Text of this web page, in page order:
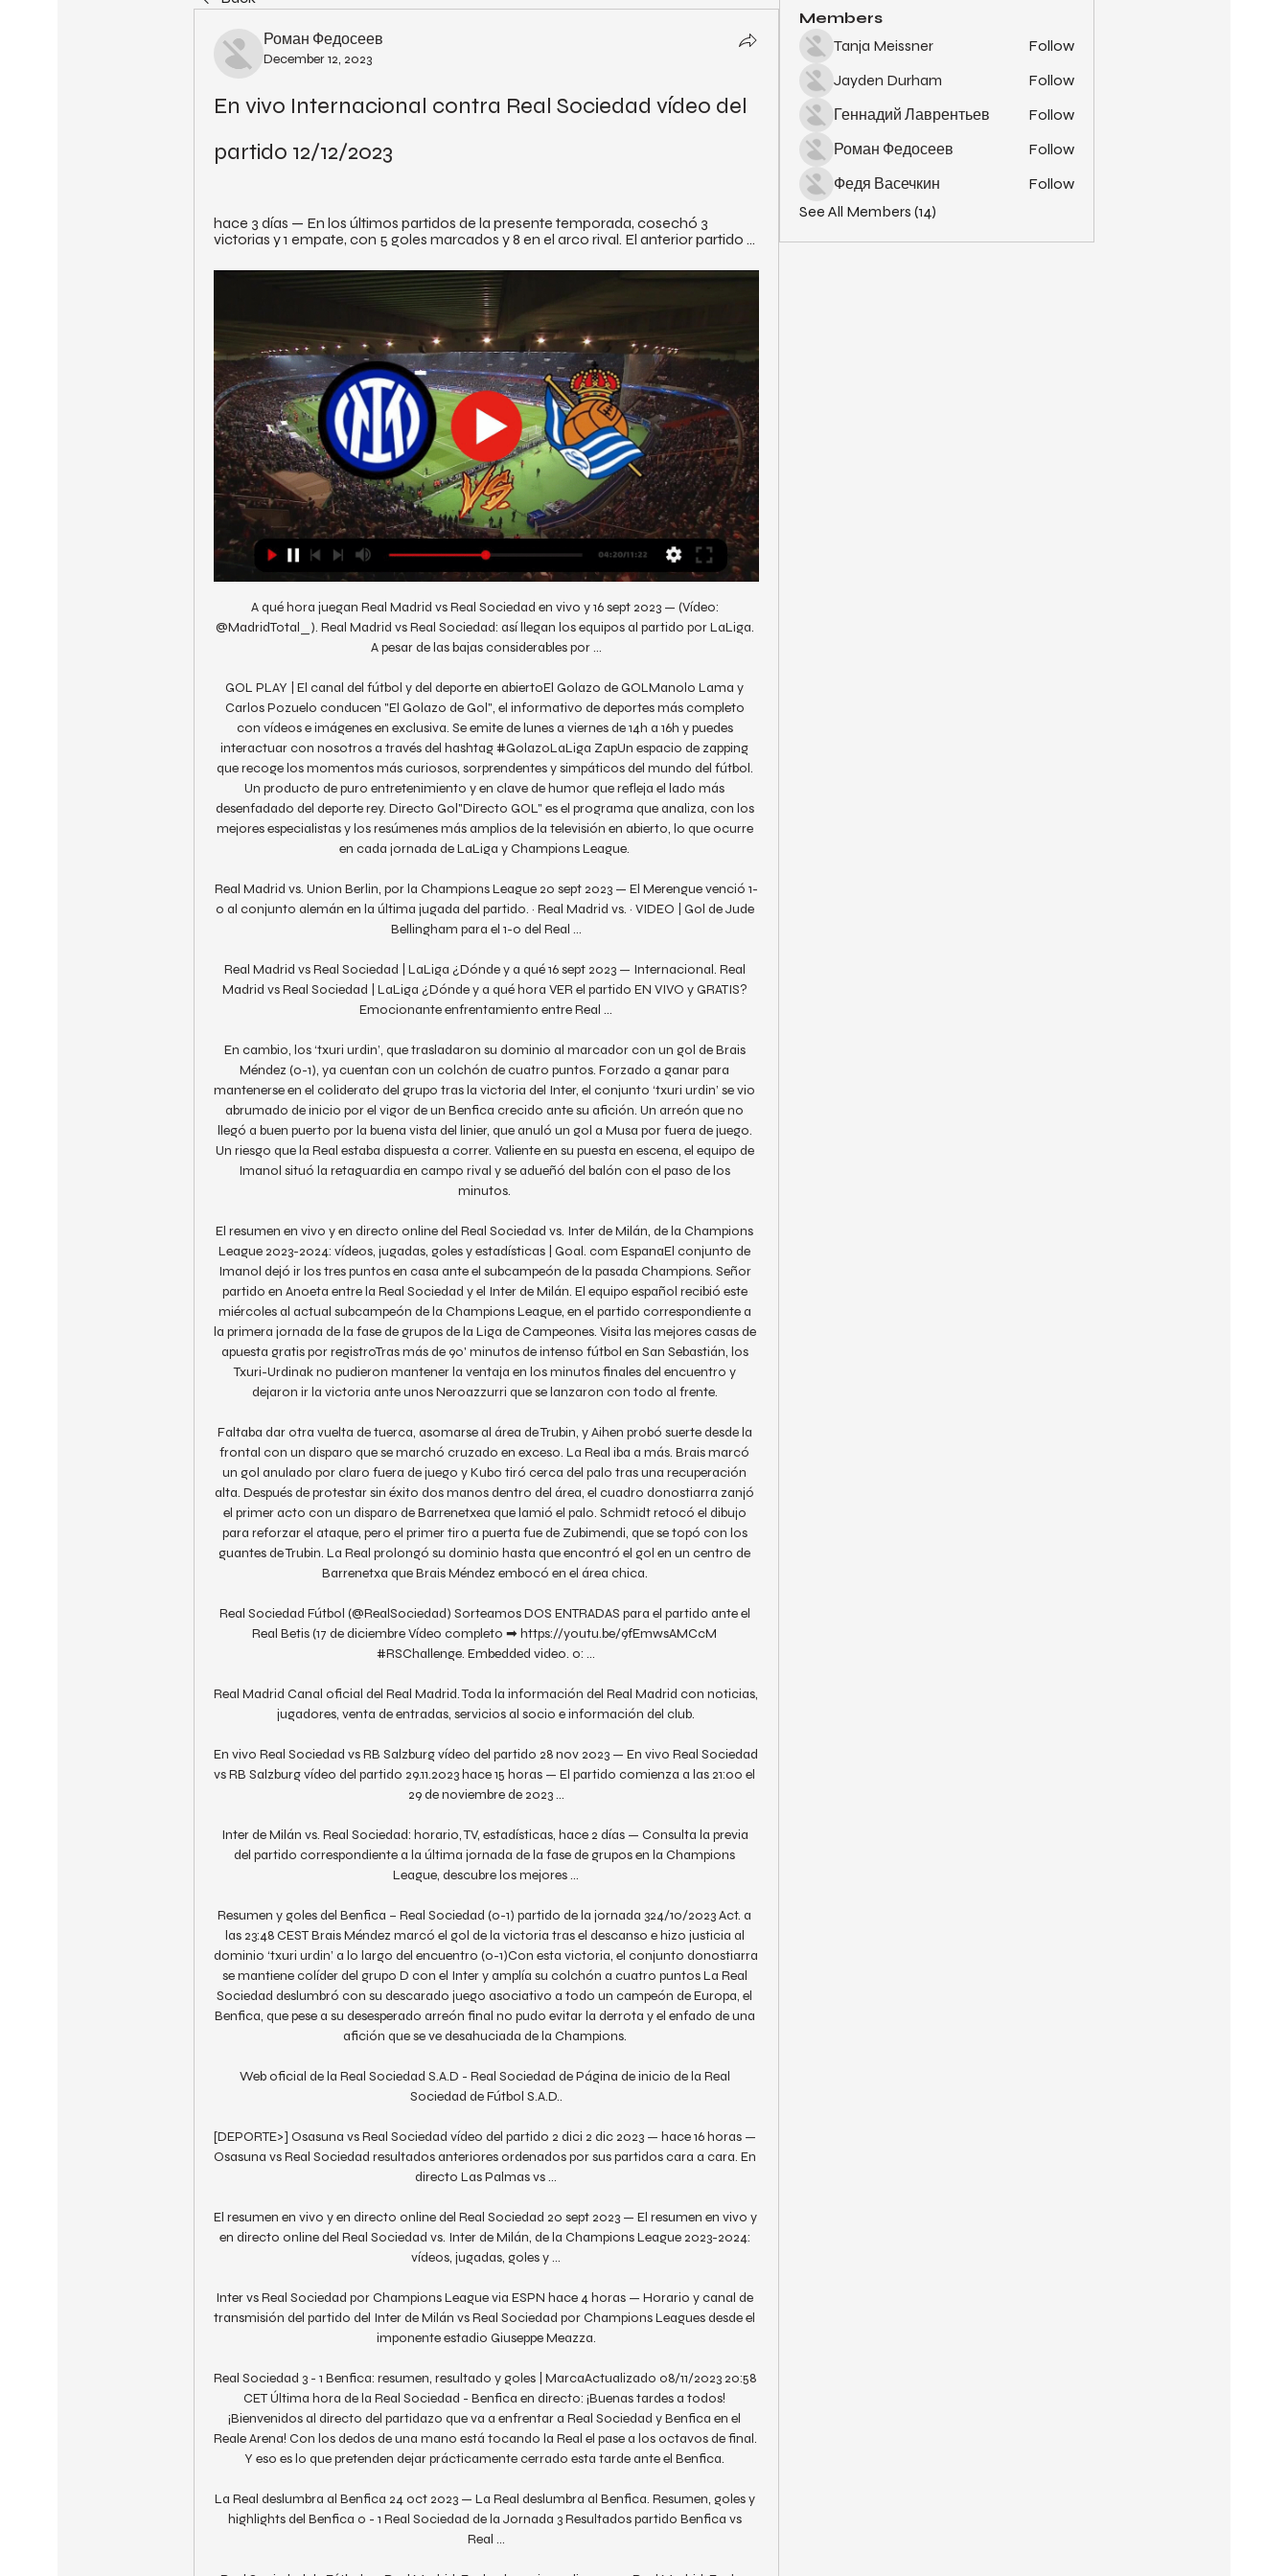
Роман Федосеев
December 12, 2023
En vivo Internacional contra Real Sociedad vídeo del
partido 12/12/2023
hace 3 días — En los últimos partidos de la presente temporada, cosechó 3
victorias y 1 empate, con 5 goles marcados y 8 en el arco rival. El anterior partido ...
A qué hora juegan Real Madrid vs Real Sociedad en vivo y 16 sept 2023 — (Vídeo:
@MadridTotal_). Real Madrid vs Real Sociedad: así llegan los equipos al partido por LaLiga.
A pesar de las bajas considerables por ...
GOL PLAY | El canal del fútbol y del deporte en abiertoEl Golazo de GOLManolo Lama y
Carlos Pozuelo conducen "El Golazo de Gol", el informativo de deportes más completo
con vídeos e imágenes en exclusiva. Se emite de lunes a viernes de 14h a 16h y puedes
interactuar con nosotros a través del hashtag #GolazoLaLiga ZapUn espacio de zapping
que recoge los momentos más curiosos, sorprendentes y simpáticos del mundo del fútbol.
Un producto de puro entretenimiento y en clave de humor que refleja el lado más
desenfadado del deporte rey. Directo Gol"Directo GOL" es el programa que analiza, con los
mejores especialistas y los resúmenes más amplios de la televisión en abierto, lo que ocurre
en cada jornada de LaLiga y Champions League.
Real Madrid vs. Union Berlin, por la Champions League 20 sept 2023 — El Merengue venció 1-
0 al conjunto alemán en la última jugada del partido. · Real Madrid vs. · VIDEO | Gol de Jude
Bellingham para el 1-0 del Real ...
Real Madrid vs Real Sociedad | LaLiga ¿Dónde y a qué 16 sept 2023 — Internacional. Real
Madrid vs Real Sociedad | LaLiga ¿Dónde y a qué hora VER el partido EN VIVO y GRATIS?
Emocionante enfrentamiento entre Real ...
En cambio, los ‘txuri urdin’, que trasladaron su dominio al marcador con un gol de Brais
Méndez (0-1), ya cuentan con un colchón de cuatro puntos. Forzado a ganar para
mantenerse en el coliderato del grupo tras la victoria del Inter, el conjunto ‘txuri urdin’ se vio
abrumado de inicio por el vigor de un Benfica crecido ante su afición. Un arreón que no
llegó a buen puerto por la buena vista del linier, que anuló un gol a Musa por fuera de juego.
Un riesgo que la Real estaba dispuesta a correr. Valiente en su puesta en escena, el equipo de
Imanol situó la retaguardia en campo rival y se adueñó del balón con el paso de los
minutos.
El resumen en vivo y en directo online del Real Sociedad vs. Inter de Milán, de la Champions
League 2023-2024: vídeos, jugadas, goles y estadísticas | Goal. com EspanaEl conjunto de
Imanol dejó ir los tres puntos en casa ante el subcampeón de la pasada Champions. Señor
partido en Anoeta entre la Real Sociedad y el Inter de Milán. El equipo español recibió este
miércoles al actual subcampeón de la Champions League, en el partido correspondiente a
la primera jornada de la fase de grupos de la Liga de Campeones. Visita las mejores casas de
apuesta gratis por registroTras más de 90' minutos de intenso fútbol en San Sebastián, los
Txuri-Urdinak no pudieron mantener la ventaja en los minutos finales del encuentro y
dejaron ir la victoria ante unos Neroazzurri que se lanzaron con todo al frente.
Faltaba dar otra vuelta de tuerca, asomarse al área de Trubin, y Aihen probó suerte desde la
frontal con un disparo que se marchó cruzado en exceso. La Real iba a más. Brais marcó
un gol anulado por claro fuera de juego y Kubo tiró cerca del palo tras una recuperación
alta. Después de protestar sin éxito dos manos dentro del área, el cuadro donostiarra zanjó
el primer acto con un disparo de Barrenetxea que lamió el palo. Schmidt retocó el dibujo
para reforzar el ataque, pero el primer tiro a puerta fue de Zubimendi, que se topó con los
guantes de Trubin. La Real prolongó su dominio hasta que encontró el gol en un centro de
Barrenetxa que Brais Méndez embocó en el área chica.
Real Sociedad Fútbol (@RealSociedad) Sorteamos DOS ENTRADAS para el partido ante el
Real Betis (17 de diciembre Vídeo completo ➡ https://youtu.be/9fEmwsAMCcM
#RSChallenge. Embedded video. 0: ...
Real Madrid Canal oficial del Real Madrid. Toda la información del Real Madrid con noticias,
jugadores, venta de entradas, servicios al socio e información del club.
En vivo Real Sociedad vs RB Salzburg vídeo del partido 28 nov 2023 — En vivo Real Sociedad
vs RB Salzburg vídeo del partido 29.11.2023 hace 15 horas — El partido comienza a las 21:00 el
29 de noviembre de 2023 ...
Inter de Milán vs. Real Sociedad: horario, TV, estadísticas, hace 2 días — Consulta la previa
del partido correspondiente a la última jornada de la fase de grupos en la Champions
League, descubre los mejores ...
Resumen y goles del Benfica – Real Sociedad (0-1) partido de la jornada 324/10/2023 Act. a
las 23:48 CEST Brais Méndez marcó el gol de la victoria tras el descanso e hizo justicia al
dominio ‘txuri urdin’ a lo largo del encuentro (0-1)Con esta victoria, el conjunto donostiarra
se mantiene colíder del grupo D con el Inter y amplía su colchón a cuatro puntos La Real
Sociedad deslumbró con su descarado juego asociativo a todo un campeón de Europa, el
Benfica, que pese a su desesperado arreón final no pudo evitar la derrota y el enfado de una
afición que se ve desahuciada de la Champions.
Web oficial de la Real Sociedad S.A.D - Real Sociedad de Página de inicio de la Real
Sociedad de Fútbol S.A.D..
[DEPORTE>] Osasuna vs Real Sociedad vídeo del partido 2 dici 2 dic 2023 — hace 16 horas —
Osasuna vs Real Sociedad resultados anteriores ordenados por sus partidos cara a cara. En
directo Las Palmas vs ...
El resumen en vivo y en directo online del Real Sociedad 20 sept 2023 — El resumen en vivo y
en directo online del Real Sociedad vs. Inter de Milán, de la Champions League 2023-2024:
vídeos, jugadas, goles y ...
Inter vs Real Sociedad por Champions League via ESPN hace 4 horas — Horario y canal de
transmisión del partido del Inter de Milán vs Real Sociedad por Champions Leagues desde el
imponente estadio Giuseppe Meazza.
Real Sociedad 3 - 1 Benfica: resumen, resultado y goles | MarcaActualizado 08/11/2023 20:58
CET Última hora de la Real Sociedad - Benfica en directo: ¡Buenas tardes a todos!
¡Bienvenidos al directo del partidazo que va a enfrentar a Real Sociedad y Benfica en el
Reale Arena! Con los dedos de una mano está tocando la Real el pase a los octavos de final.
Y eso es lo que pretenden dejar prácticamente cerrado esta tarde ante el Benfica.
La Real deslumbra al Benfica 24 oct 2023 — La Real deslumbra al Benfica. Resumen, goles y
highlights del Benfica 0 - 1 Real Sociedad de la Jornada 3 Resultados partido Benfica vs
Real ...
Members
Tanja Meissner
Follow
Jayden Durham
Follow
Геннадий Лаврентьев
Follow
Роман Федосеев
Follow
Федя Васечкин
Follow
See All Members (14)